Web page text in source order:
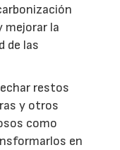
mejorar la
de las
restos
y otros
como
en